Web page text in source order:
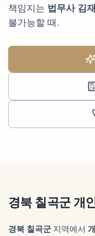
책임지는 법무사 김
불가능할 때.
경북 칠곡군개
경북 칠곡군 지역에서